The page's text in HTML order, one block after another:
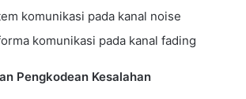
komunikasi pada kanal noise
komunikasi pada kanal fading
Pengkodean Kesalahan